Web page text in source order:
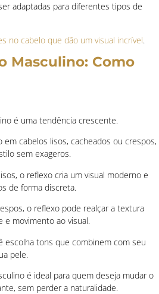
adaptadas para diferentes tipos de
no cabelo que dão um visual incrível.
Masculino: Como
é uma tendência crescente.
em cabelos lisos, cacheados ou crespos,
sem exageros.
o reflexo cria um visual moderno e
de forma discreta.
o reflexo pode realçar a textura
e movimento ao visual.
escolha tons que combinem com seu
pele.
é ideal para quem deseja mudar o
sem perder a naturalidade.